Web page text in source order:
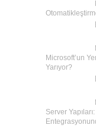
Microsoft’un
Yarıyor?
Server